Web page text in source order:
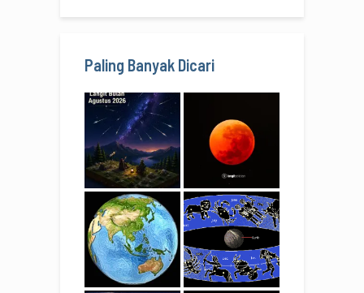
Paling Banyak Dicari